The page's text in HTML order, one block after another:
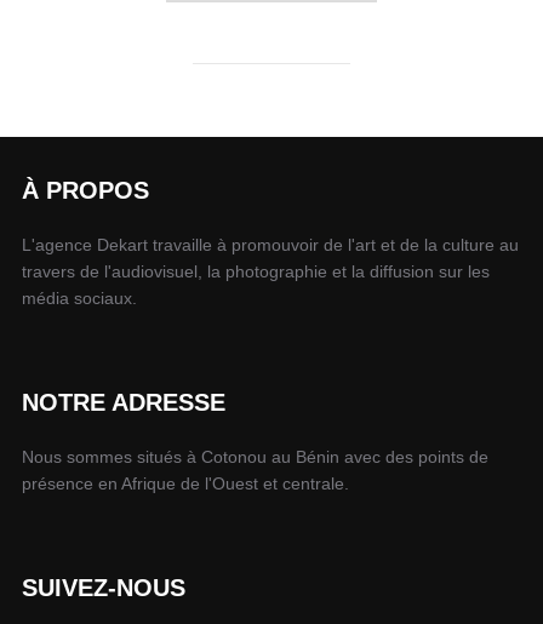
À PROPOS
L'agence Dekart travaille à promouvoir de l'art et de la culture au
travers de l'audiovisuel, la photographie et la diffusion sur les
média sociaux.
NOTRE ADRESSE
Nous sommes situés à Cotonou au Bénin avec des points de
présence en Afrique de l'Ouest et centrale.
SUIVEZ-NOUS